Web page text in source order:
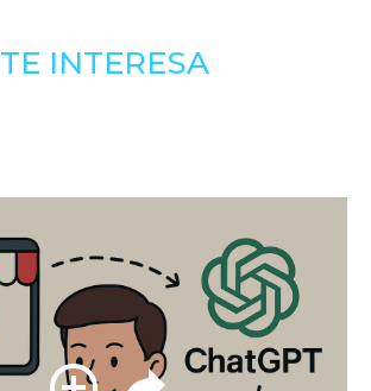
TE INTERESA